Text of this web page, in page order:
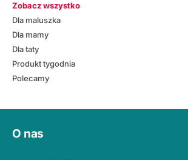
Zobacz wszystko
Dla maluszka
Dla mamy
Dla taty
Produkt tygodnia
Polecamy
O nas